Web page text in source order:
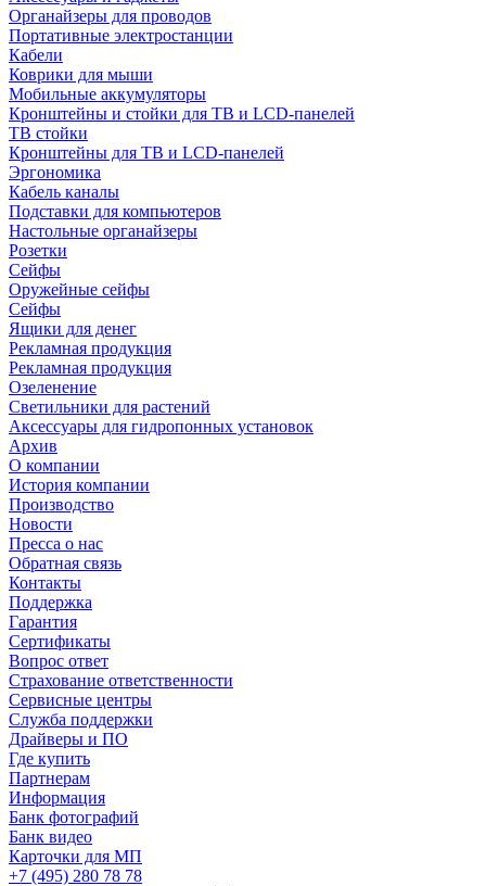
Органайзеры для проводов
Портативные электростанции
Кабели
Коврики для мыши
Мобильные аккумуляторы
Кронштейны и стойки для ТВ и LCD-панелей
ТВ стойки
Кронштейны для ТВ и LCD-панелей
Эргономика
Кабель каналы
Подставки для компьютеров
Настольные органайзеры
Розетки
Сейфы
Оружейные сейфы
Сейфы
Ящики для денег
Рекламная продукция
Рекламная продукция
Озеленение
Светильники для растений
Аксессуары для гидропонных установок
Архив
О компании
История компании
Производство
Новости
Пресса о нас
Обратная связь
Контакты
Поддержка
Гарантия
Сертификаты
Вопрос ответ
Страхование ответственности
Сервисные центры
Служба поддержки
Драйверы и ПО
Где купить
Партнерам
Информация
Банк фотографий
Банк видео
Карточки для МП
+7 (495) 280 78 78